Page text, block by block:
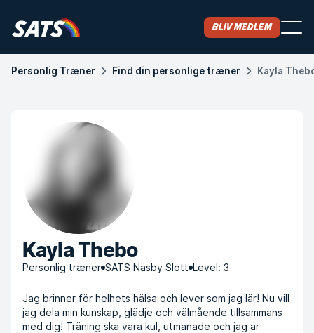
Bliv medlem
Personlig Træner Find din personlige træner Kayla
Kayla Thebo
Personlig træner SATS Näsby Slott Level: 3
Jag brinner för helhets hälsa och lever som jag lär! Nu vill
jag dela min kunskap, glädje och välmående tillsammans
med dig! Träning ska vara kul, utmanade och jag är